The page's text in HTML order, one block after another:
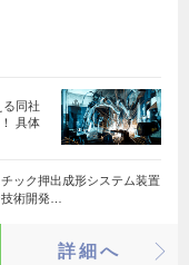
る同社
具体
ック押出成形システム装置
術開発…
詳細へ